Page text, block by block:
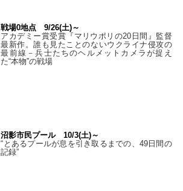
戦場0地点 9/26(土)～
アカデミー賞受賞『マリウポリの20日間』監督
最新作。誰も見たことのないウクライナ侵攻の
最前線－兵士たちのヘルメットカメラが捉え
た“本物”の戦場
沼影市民プール 10/3(土)～
“とあるプールが息を引き取るまでの、49日間の
記録”